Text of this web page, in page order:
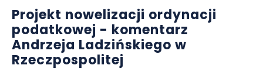
Projekt nowelizacji ordynacji
podatkowej - komentarz
Andrzeja Ladzińskiego w
Rzeczpospolitej